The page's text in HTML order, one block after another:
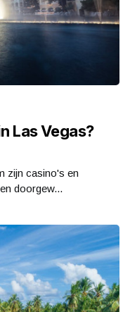
Las Vegas?
zijn casino's en
doorgew...